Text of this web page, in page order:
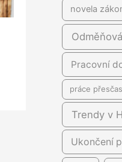
novela
Pracovní
práce přesčas
Trendy v
Ukončení